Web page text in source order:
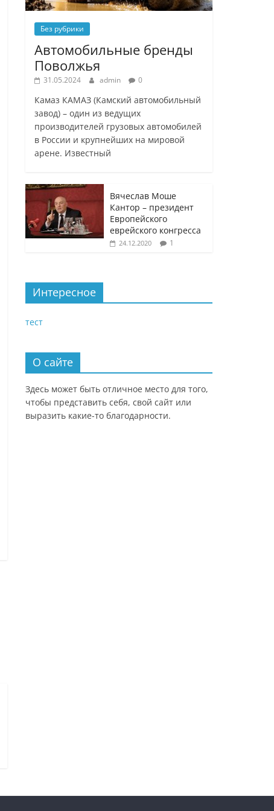
Без рубрики
Автомобильные бренды
Поволжья
31.05.2024 admin 0
Камаз КАМАЗ (Камский автомобильный
завод) – один из ведущих
производителей грузовых автомобилей
в России и крупнейших на мировой
арене. Известный
Вячеслав Моше
Кантор – президент
Европейского
еврейского конгресса
24.12.2020 1
Интересное
тест
О сайте
Здесь может быть отличное место для того,
чтобы представить себя, свой сайт или
выразить какие-то благодарности.